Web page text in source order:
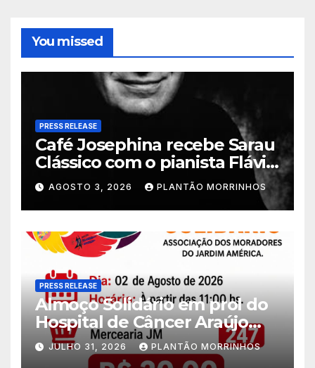
You missed
PRESS RELEASE
Café Josephina recebe Sarau
Clássico com o pianista Flávio
Varani nesta terça-feira
AGOSTO 3, 2026 PLANTÃO MORRINHOS
PRESS RELEASE
Almoço Solidário em prol do
Hospital de Câncer Araújo
Jorge é realizado no Jardim
América
JULHO 31, 2026 PLANTÃO MORRINHOS